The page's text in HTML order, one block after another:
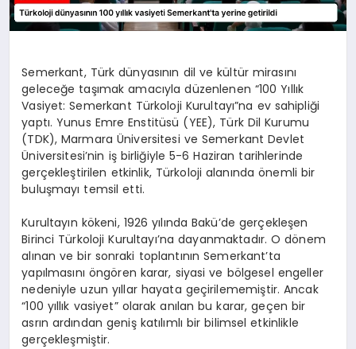
Semerkant, Türk dünyasının dil ve kültür mirasını
geleceğe taşımak amacıyla düzenlenen “100 Yıllık
Vasiyet: Semerkant Türkoloji Kurultayı”na ev sahipliği
yaptı. Yunus Emre Enstitüsü (YEE), Türk Dil Kurumu
(TDK), Marmara Üniversitesi ve Semerkant Devlet
Üniversitesi’nin iş birliğiyle 5-6 Haziran tarihlerinde
gerçekleştirilen etkinlik, Türkoloji alanında önemli bir
buluşmayı temsil etti.
Kurultayın kökeni, 1926 yılında Bakü’de gerçekleşen
Birinci Türkoloji Kurultayı’na dayanmaktadır. O dönem
alınan ve bir sonraki toplantının Semerkant’ta
yapılmasını öngören karar, siyasi ve bölgesel engeller
nedeniyle uzun yıllar hayata geçirilememiştir. Ancak
“100 yıllık vasiyet” olarak anılan bu karar, geçen bir
asrın ardından geniş katılımlı bir bilimsel etkinlikle
gerçekleşmiştir.